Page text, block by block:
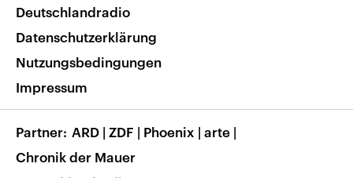
Nachrichten App
Frequenzen
Veranstaltungen
Musikliste
RSS
Barrierefreiheit
Deutschlandradio
Datenschutzerklärung
Nutzungsbedingungen
Impressum
Partner ARD | ZDF | Phoenix | arte |
Chronik der Mauer